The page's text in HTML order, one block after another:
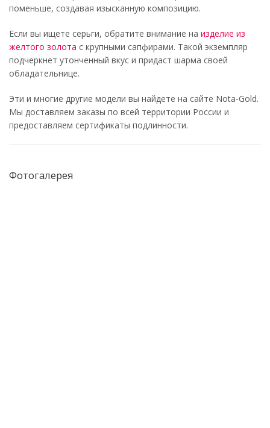
поменьше, создавая изысканную композицию.
Если вы ищете серьги, обратите внимание на изделие из
желтого золота с крупными сапфирами. Такой экземпляр
подчеркнет утонченный вкус и придаст шарма своей
обладательнице.
Эти и многие другие модели вы найдете на сайте Nota-Gold.
Мы доставляем заказы по всей территории России и
предоставляем сертификаты подлинности.
Фотогалерея